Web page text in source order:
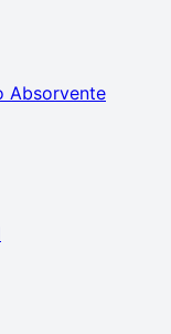
Absorvente